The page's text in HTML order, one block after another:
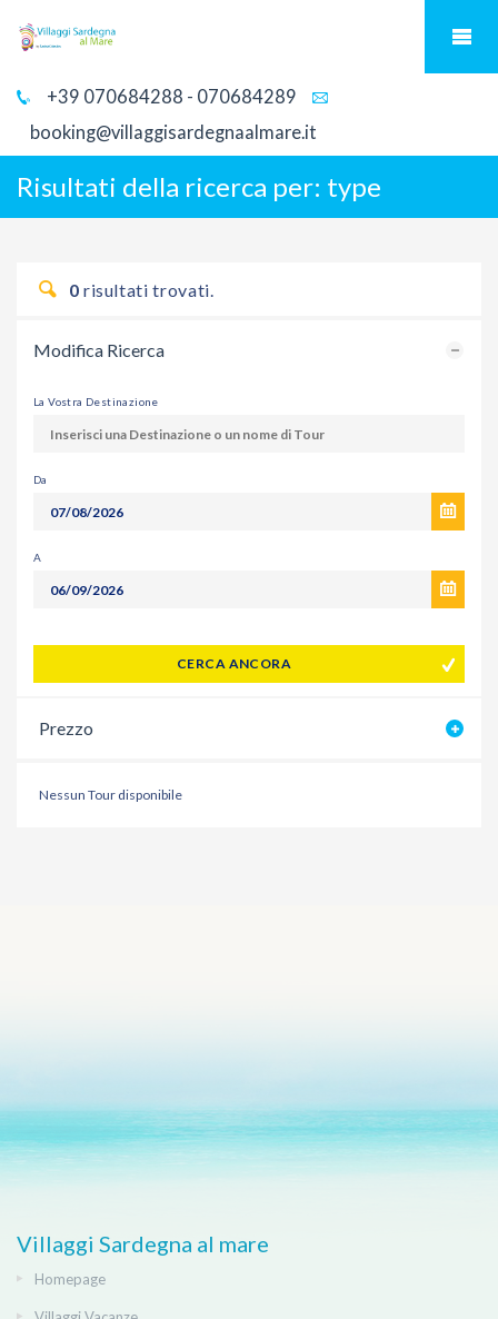
+39 070684288 - 070684289
booking@villaggisardegnaalmare.it
Risultati della ricerca per: type
0 risultati trovati.
Modifica Ricerca
La Vostra Destinazione
Da
A
CERCA ANCORA
Prezzo
Nessun Tour disponibile
Villaggi Sardegna al mare
Homepage